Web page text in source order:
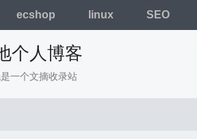
ecshop linux SEO
个人博客
一个文摘收录站